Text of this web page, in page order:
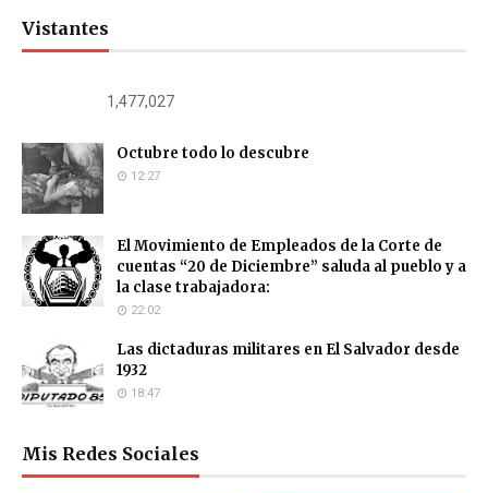
Vistantes
1,477,027
Octubre todo lo descubre
12:27
El Movimiento de Empleados de la Corte de
cuentas “20 de Diciembre” saluda al pueblo y a
la clase trabajadora:
22:02
Las dictaduras militares en El Salvador desde
1932
18:47
Mis Redes Sociales